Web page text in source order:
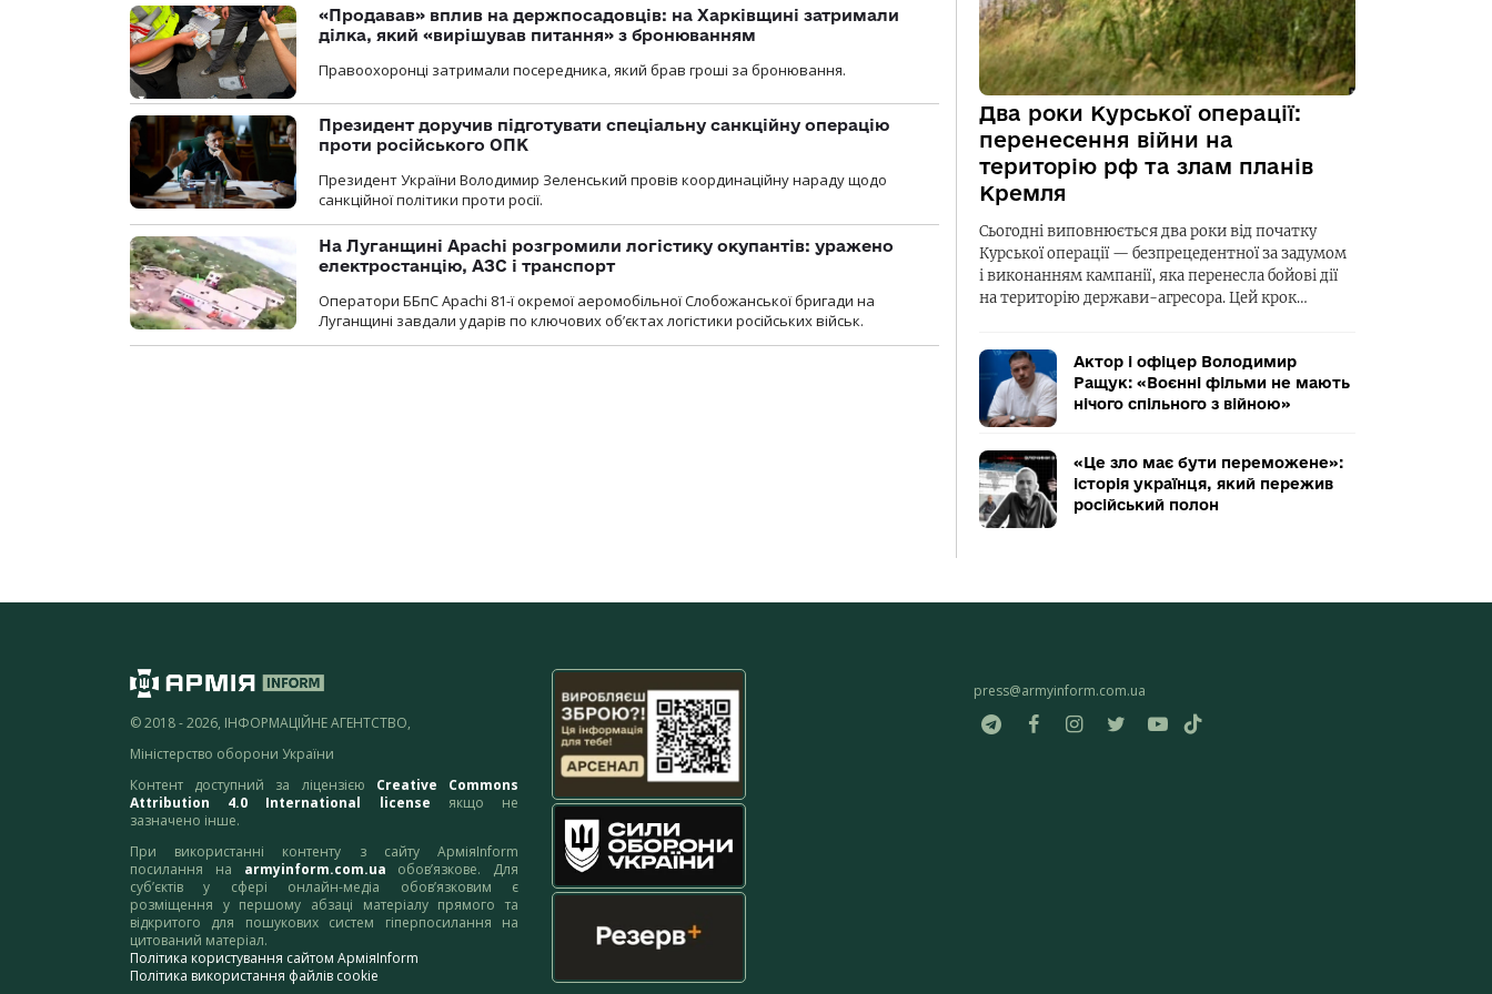
«Продавав» вплив на держпосадовців: на Харківщині затримали
ділка, який «вирішував питання» з бронюванням
Правоохоронці затримали посередника, який брав гроші за бронювання.
Президент доручив підготувати спеціальну санкційну операцію
проти російського ОПК
Президент України Володимир Зеленський провів координаційну нараду щодо
санкційної політики проти росії.
На Луганщині Apachi розгромили логістику окупантів: уражено
електростанцію, АЗС і транспорт
Оператори ББпС Apachi 81-ї окремої аеромобільної Слобожанської бригади на
Луганщині завдали ударів по ключових об’єктах логістики російських військ.
Два роки Курської операції:
перенесення війни на
територію рф та злам планів
Кремля
Сьогодні виповнюється два роки від початку
Курської операції — безпрецедентної за задумом
і виконанням кампанії, яка перенесла бойові дії
на територію держави-агресора. Цей крок…
Актор і офіцер Володимир
Ращук: «Воєнні фільми не мають
нічого спільного з війною»
«Це зло має бути переможене»:
історія українця, який пережив
російський полон
© 2018 - 2026, ІНФОРМАЦІЙНЕ АГЕНТСТВО,
Міністерство оборони України
Контент доступний за ліцензією Creative Commons
Attribution 4.0 International license якщо не
зазначено інше.
При використанні контенту з сайту АрміяInform
посилання на armyinform.com.ua обов’язкове. Для
суб’єктів у сфері онлайн-медіа обов’язковим є
розміщення у першому абзаці матеріалу прямого та
відкритого для пошукових систем гіперпосилання на
цитований матеріал.
Політика користування сайтом АрміяInform
Політика використання файлів cookie
press@armyinform.com.ua